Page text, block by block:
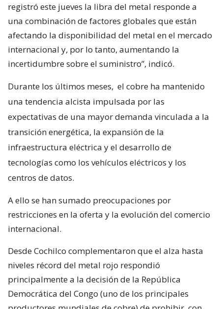
registró este jueves la libra del metal responde a
una combinación de factores globales que están
afectando la disponibilidad del metal en el mercado
internacional y, por lo tanto, aumentando la
incertidumbre sobre el suministro”, indicó.
Durante los últimos meses, el cobre ha mantenido
una tendencia alcista impulsada por las
expectativas de una mayor demanda vinculada a la
transición energética, la expansión de la
infraestructura eléctrica y el desarrollo de
tecnologías como los vehículos eléctricos y los
centros de datos.
A ello se han sumado preocupaciones por
restricciones en la oferta y la evolución del comercio
internacional.
Desde Cochilco complementaron que el alza hasta
niveles récord del metal rojo respondió
principalmente a la decisión de la República
Democrática del Congo (uno de los principales